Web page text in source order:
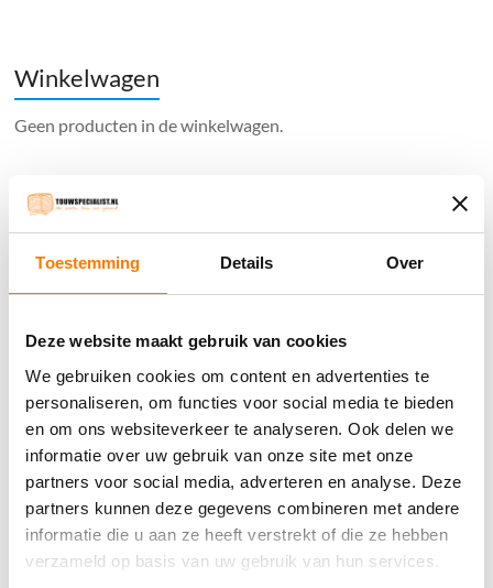
Toestemming Details Over
Deze website maakt gebruik van cookies
We gebruiken cookies om content en advertenties te
personaliseren, om functies voor social media te bieden
en om ons websiteverkeer te analyseren. Ook delen we
informatie over uw gebruik van onze site met onze
partners voor social media, adverteren en analyse. Deze
partners kunnen deze gegevens combineren met andere
informatie die u aan ze heeft verstrekt of die ze hebben
verzameld op basis van uw gebruik van hun services.
Winkelwagen
Geen producten in de winkelwagen.
֍ Groot aanbod & scherpe prijzen!
֍ Deskundig advies en gratis proefstukjes.
֍ Verzending in Nederland, België en Duitsland.
Verzendkosten €5,45, boven €70,- gratis verstuurd
(* gewicht onder 32kg). Binnen 24 uur verstuurd.
Aantal meters worden geleverd aan een stuk.
Specifieke wensen (meerdere lengten) kunt u aangeven bij het
invulveld "Bestelnotities (optioneel)".
© 2009 - 2026 | Touwspecialist.nl